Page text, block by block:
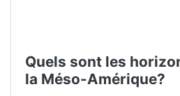
Quels sont les
la Méso-Amérique?